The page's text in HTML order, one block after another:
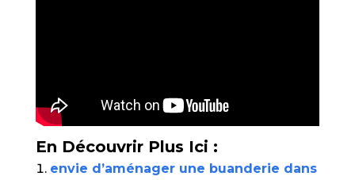
En Découvrir Plus Ici :
envie d’aménager une buanderie dans